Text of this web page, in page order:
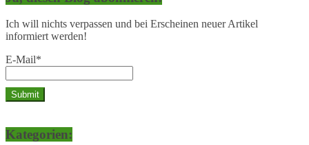
Ich will nichts verpassen und bei Erscheinen neuer Artikel
informiert werden!
E-Mail*
Kategorien: